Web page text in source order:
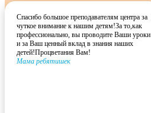
Спасибо большое преподавателям центра за
чуткое внимание к нашим детям!За то,как
профессионально, вы проводите Ваши уроки
и за Ваш ценный вклад в знания наших
детей!Процветания Вам!
Мама ребятишек